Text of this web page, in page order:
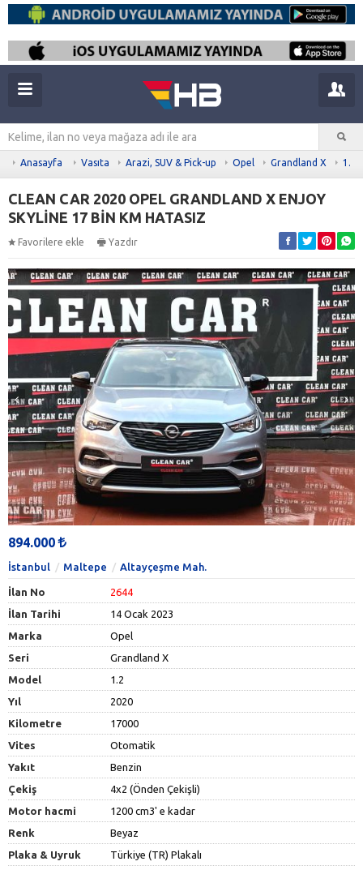
Anasayfa Vasıta Arazi, SUV & Pick-up Opel Grandland X 1.2
CLEAN CAR 2020 OPEL GRANDLAND X ENJOY
SKYLİNE 17 BİN KM HATASIZ
Favorilere ekle Yazdır
894.000
İstanbul Maltepe Altayçeşme Mah.
İlan No
2644
İlan Tarihi
14 Ocak 2023
Marka
Opel
Seri
Grandland X
Model
1.2
Yıl
2020
Kilometre
17000
Vites
Otomatik
Yakıt
Benzin
Çekiş
4x2 (Önden Çekişli)
Motor hacmi
1200 cm3' e kadar
Renk
Beyaz
Plaka & Uyruk
Türkiye (TR) Plakalı